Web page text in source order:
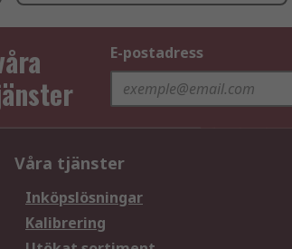
E-postadress
Våra tjänster
Inköpslösningar
Kalibrering